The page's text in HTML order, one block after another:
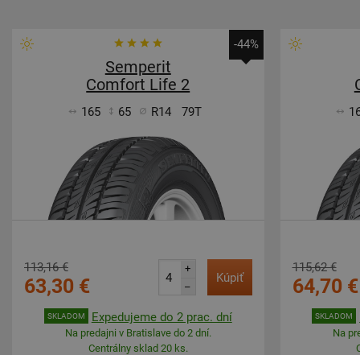
-44%
Semperit
Comfort Life 2
165 65 R14 79T
113,16 €
63,30 €
+
–
Kúpiť
SKLADOM Expedujeme do 2 prac. dní
Na predajni v Bratislave do 2 dní.
Centrálny sklad 20 ks.
115,62 €
64,70 €
SKLADOM
Na